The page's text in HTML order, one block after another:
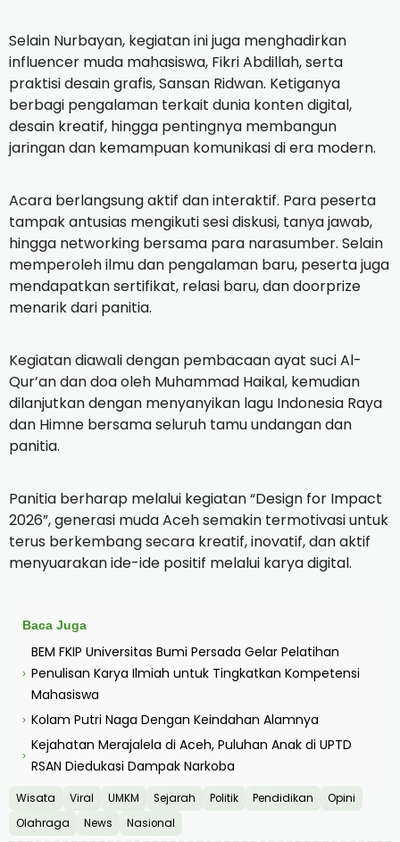
Selain Nurbayan, kegiatan ini juga menghadirkan
influencer muda mahasiswa, Fikri Abdillah, serta
praktisi desain grafis, Sansan Ridwan. Ketiganya
berbagi pengalaman terkait dunia konten digital,
desain kreatif, hingga pentingnya membangun
jaringan dan kemampuan komunikasi di era modern.
Acara berlangsung aktif dan interaktif. Para peserta
tampak antusias mengikuti sesi diskusi, tanya jawab,
hingga networking bersama para narasumber. Selain
memperoleh ilmu dan pengalaman baru, peserta juga
mendapatkan sertifikat, relasi baru, dan doorprize
menarik dari panitia.
Kegiatan diawali dengan pembacaan ayat suci Al-
Qur’an dan doa oleh Muhammad Haikal, kemudian
dilanjutkan dengan menyanyikan lagu Indonesia Raya
dan Himne bersama seluruh tamu undangan dan
panitia.
Panitia berharap melalui kegiatan “Design for Impact
2026”, generasi muda Aceh semakin termotivasi untuk
terus berkembang secara kreatif, inovatif, dan aktif
menyuarakan ide-ide positif melalui karya digital.
Baca Juga
›
BEM FKIP Universitas Bumi Persada Gelar Pelatihan
Penulisan Karya Ilmiah untuk Tingkatkan Kompetensi
Mahasiswa
› Kolam Putri Naga Dengan Keindahan Alamnya
›
Kejahatan Merajalela di Aceh, Puluhan Anak di UPTD
RSAN Diedukasi Dampak Narkoba
Wisata Viral UMKM Sejarah Politik Pendidikan
Opini
Olahraga
News Nasional